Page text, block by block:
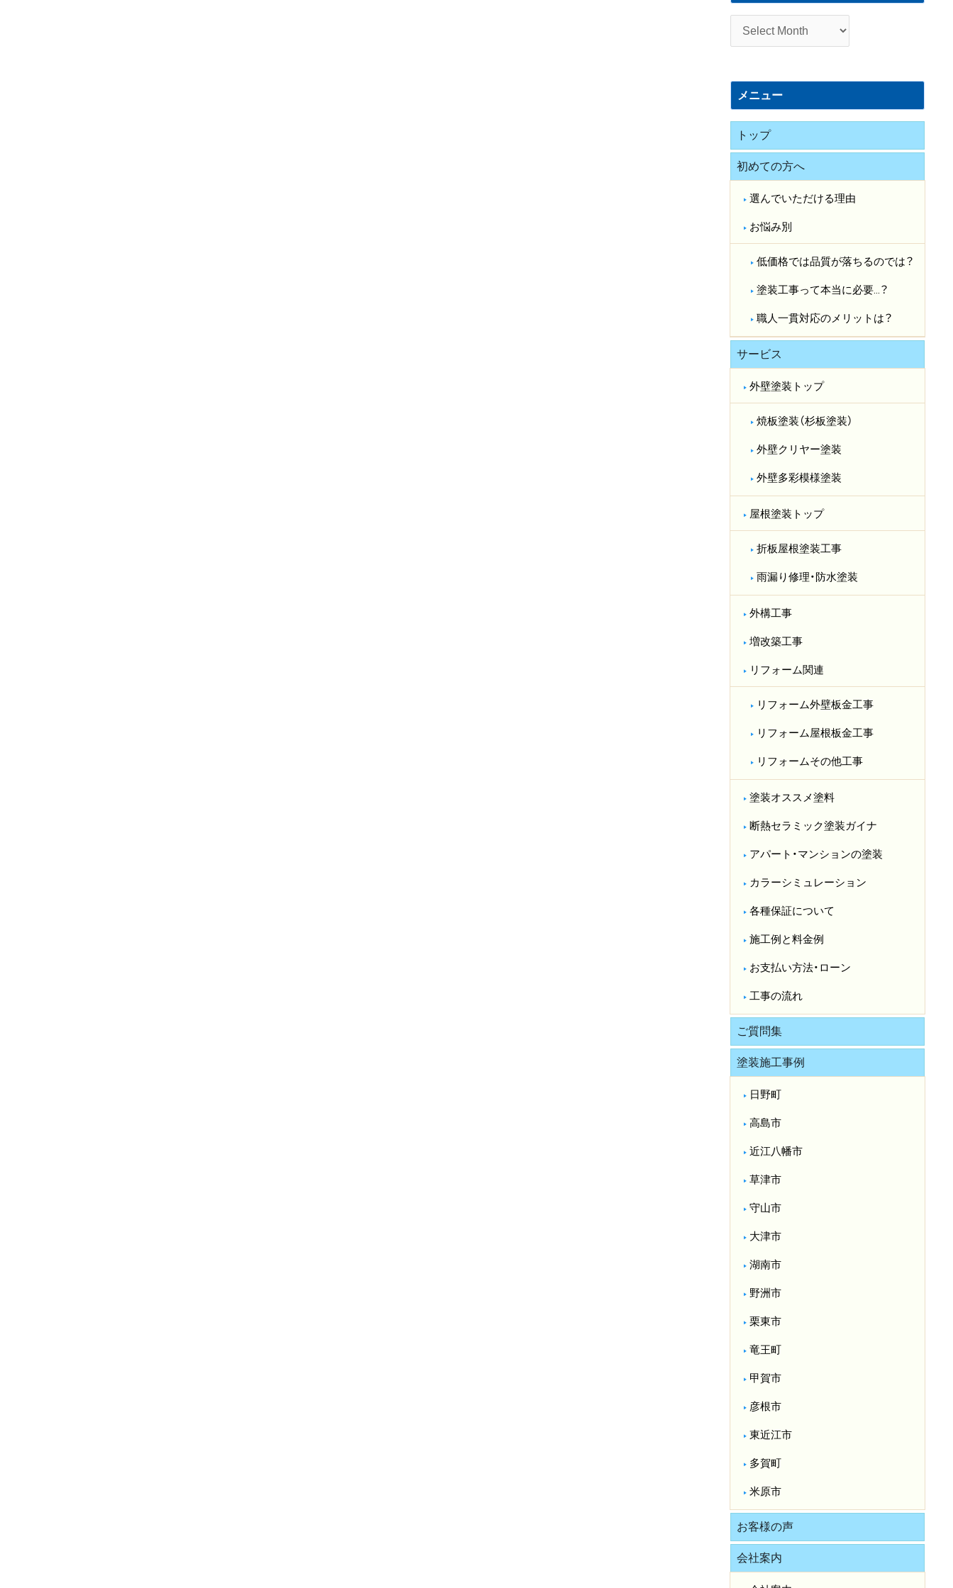
施
例
メニュー
トップ
初めての方へ
選んでいただける理由
お悩み別
低価格では品質が落ちるのでは？​
塗装工事って本当に必要…？​
職人一貫対応のメリットは？​
サービス
外壁塗装トップ
焼板塗装（杉板塗装）
外壁クリヤー塗装
外壁多彩模様塗装
屋根塗装トップ
折板屋根塗装工事
雨漏り修理・防水塗装
外構工事
増改築工事
リフォーム関連
リフォーム外壁板金工事
リフォーム屋根板金工事
リフォームその他工事
塗装オススメ塗料
断熱セラミック塗装ガイナ
アパート・マンションの塗装
カラーシミュレーション
各種保証について
施工例と料金例
お支払い方法・ローン
工事の流れ
ご質問集
塗装施工事例
日野町
高島市
近江八幡市
草津市
守山市
大津市
湖南市
野洲市
栗東市
竜王町
甲賀市
彦根市
東近江市
多賀町
米原市
お客様の声
会社案内